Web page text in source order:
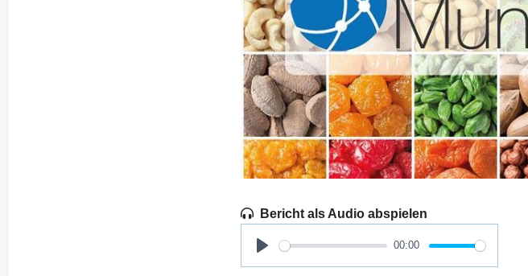
Bericht als Audio abspielen
Play
00:00